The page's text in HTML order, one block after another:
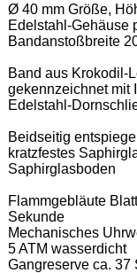
Ø 40 mm Größe,
Edelstahl-Gehäuse
Bandanstoßbreite
Band aus Krokodil-
gekennzeichnet mit
Edelstahl-
Beidseitig
kratzfestes
Saphirglasboden
Flammgebläute
Sekunde
Mechanisches
5 ATM wasserdicht
Gangreserve ca. 37